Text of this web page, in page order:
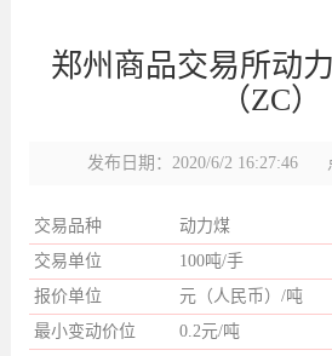
郑州商品交易所动
（ZC）
发布日期：2020/6/2 16:27:46
交易品种
动力煤
交易单位
100吨/手
报价单位
元（人民币）/吨
最小变动价位
0.2元/吨